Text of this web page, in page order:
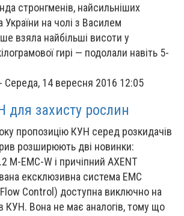
стронгменів, найсильніших
України на чолі з Василем
взяла найбільші висоти у
гирі — подолали навіть 5-
- Середа, 14 вересня 2016 12:05
захисту рослин
пропозицію КУН серед розкидачів
розширюють дві новинки:
M-EMC-W і причіпний AXENT
ексклюзивна система EMC
Control) доступна виключно на
КУН. Вона не має аналогів, тому що